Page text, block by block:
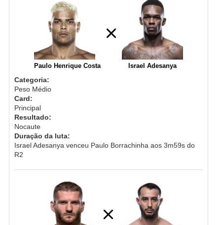
Paulo Henrique Costa Israel Adesanya
Categoria:
Peso Médio
Card:
Principal
Resultado:
Nocaute
Duração da luta:
Israel Adesanya venceu Paulo Borrachinha aos 3m59s do
R2